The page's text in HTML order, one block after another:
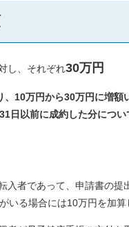
し、それぞれ30万円
10万円から30万円に増額
日以前に成約した分につい
入者であって、申請書の提
いる場合には10万円を加算